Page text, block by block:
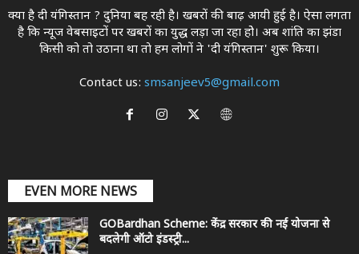
क्या है दी यंगिस्तान ? दुनिया बह रही है। खबरों की बाढ़ आयी हुई है। ऐसा लगता
है कि न्यूज वेबसाइटों पर खबरों का युद्ध लड़ा जा रहा होे। अब शांति का झंडा
किसी को तो उठाना था ताे हम लोगों ने 'दी यंगिस्तान' शुरू किया।
Contact us: smsanjeev5@gmail.com
EVEN MORE NEWS
GOBardhan Scheme: केंद्र सरकार की नई योजना से
बदलेगी ऑटो इंडस्ट्री...